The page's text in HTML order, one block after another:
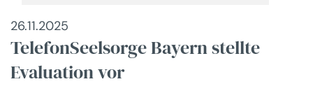
26.11.2025
TelefonSeelsorge Bayern stellte
Evaluation vor